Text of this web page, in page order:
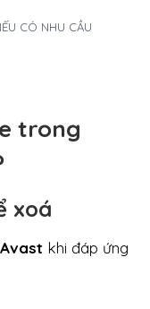
CÓ NHU CẦU
trong
xoá
khi đáp ứng